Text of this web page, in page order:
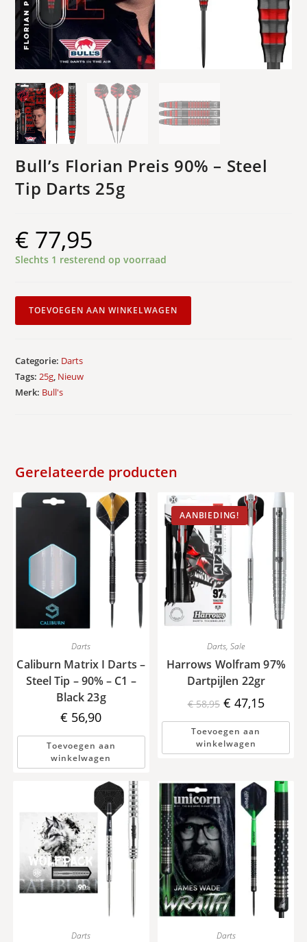
Bull’s Florian Preis 90% – Steel
Tip Darts 25g
€ 77,95
Slechts 1 resterend op voorraad
Bull's
Florian
90%
-
Steel
TOEVOEGEN AAN WINKELWAGEN
Categorie: Darts
Tags:25g, Nieuw
Merk: Bull's
Gerelateerde producten
Darts
Caliburn Matrix I Darts –
Steel Tip – 90% – C1 –
Black 23g
€ 56,90
Toevoegen aan
winkelwagen
AANBIEDING!
Darts,Sale
Harrows Wolfram 97%
Dartpijlen 22gr
€58,95 Oorspronkelijke
prijs
was:
€ 58,95.
€ 47,15Huidige
prijs
is:
Toevoegen aan
winkelwagen
Darts Darts